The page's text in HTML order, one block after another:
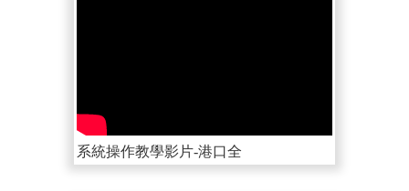
系統操作教學影片-港口全